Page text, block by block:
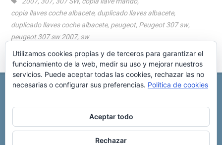
copia llaves coche albacete, duplicado llaves albacete,
duplicado llaves coche albacete, peugeot, Peugeot 307 sw,
peugeot 307 sw 2007, sw
REPARACIÓN CENTRALITA DE COCHE
C/ Virgen del pilar, 6 ,
Copyright © 2025 Reparación Centralita De Coche
Utilizamos cookies propias y de terceros para garantizar el
funcionamiento de la web, medir su uso y mejorar nuestros
servicios. Puede aceptar todas las cookies, rechazar las no
necesarias o configurar sus preferencias. Política de cookies
Aceptar todo
Rechazar